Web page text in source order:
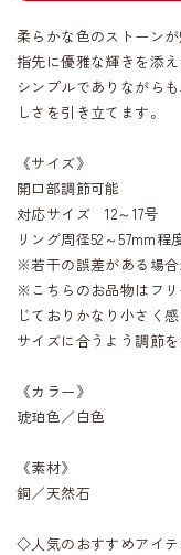
柔らかな色のストーン
指先に優雅な輝きを添え
シンプルでありながら
しさを引き立てます。
《サイズ》
開口部調節可能
対応サイズ 12～17号
リング周径52～57mm程
※若干の誤差がある場合
※こちらのお品物はフ
じておりかなり小さく
サイズに合うよう調節を
《カラー》
琥珀色／白色
《素材》
銅／天然石
◇人気のおすすめアイテ